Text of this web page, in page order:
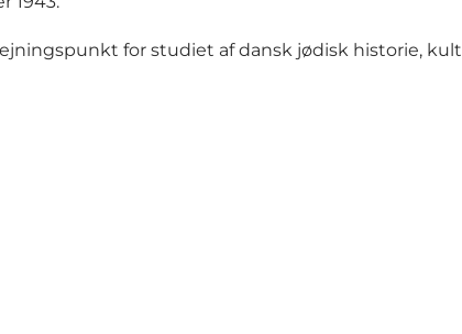
for studiet af dansk jødisk historie,